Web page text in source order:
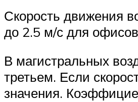
Скорость движения
до 2.5 м/с для
В магистральных
третьем. Если
значения.